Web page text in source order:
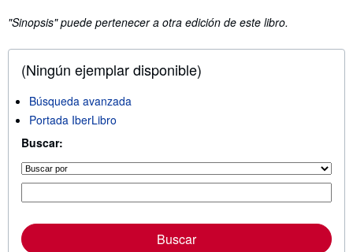
"Sinopsis" puede pertenecer a otra edición de este libro.
(Ningún ejemplar disponible)
Búsqueda avanzada
Portada IberLibro
Buscar:
Buscar